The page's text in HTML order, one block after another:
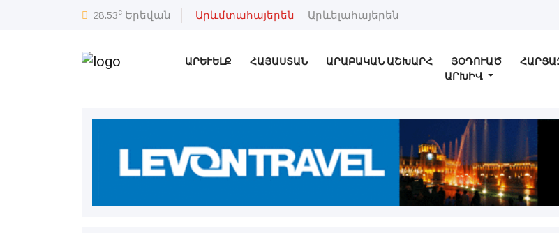
28.53c Երեվան Արևմտահայերեն Արևելահայերեն
ԱՐԵՒԵԼՔ ՀԱՅԱՍՏԱՆ ԱՐԱԲԱԿԱՆ ԱՇԽԱՐՀ ՅՕԴՈՒԱԾ
ԱՐԽԻՎ